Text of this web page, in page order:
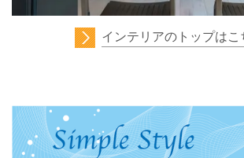
インテリアのトップはこ